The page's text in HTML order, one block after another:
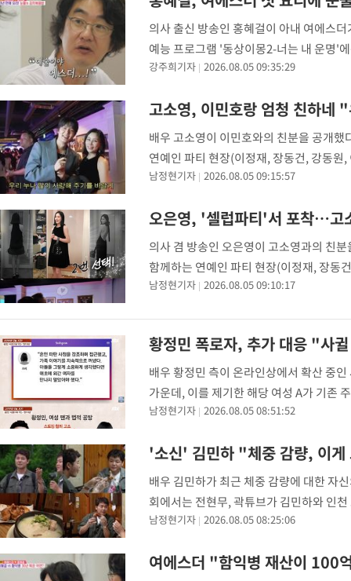
의사 출신 방송인 홍혜걸이 아내 여에스
예능 프로그램 '동상이몽2-너는 내 운명'
스더는 남편 홍혜걸을 위해 직접 요리에
강주희기자 2026.08.05 09:35:29
고소영, 이민호랑 엄청 친하
배우 고소영이 이민호와의 친분을 공개
연예인 파티 현장(이정재, 장동건, 강동
오래된 내 셀럽 친구들도 다 총출동할 예
남정현기자 2026.08.05 09:15:57
오은영, '셀럽파티'서 포착…고
의사 겸 방송인 오은영이 고소영과의 친
함께하는 연예인 파티 현장(이정재, 장동
다. 거기에 오래된 내 셀럽 친구들도 다
남정현기자 2026.08.05 09:10:17
황정민 폭로자, 추가 대응 "사
배우 황정민 측이 온라인상에서 확산 중
가운데, 이를 제기한 해당 여성 A가 기존
민은 '흠결 없는 피해자'가 돼야만 하는
남정현기자 2026.08.05 08:51:52
'소신' 김민하 "체중 감량, 이게
배우 김민하가 최근 체중 감량에 대한 자
회에서는 전현무, 곽튜브가 김민하와 인
많다. 그중 오늘의 첫 맛집은 인천 토박이
남정현기자 2026.08.05 08:25:06
여에스더 "함익병 재산이 100